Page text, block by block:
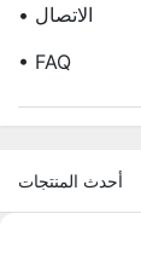
• الاتصال
• FAQ
أحدث المنتجات